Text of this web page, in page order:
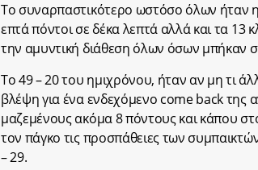
Το συναρπαστικότερο ωστόσο όλων ήταν
επτά πόντοι σε δέκα λεπτά αλλά και τα 13
την αμυντική διάθεση όλων όσων μπήκαν
Το 49 – 20 του ημιχρόνου, ήταν αν μη τι
βλέψη για ένα ενδεχόμενο come back
μαζεμένους ακόμα 8 πόντους και κάπου
τον πάγκο τις προσπάθειες των
– 29.